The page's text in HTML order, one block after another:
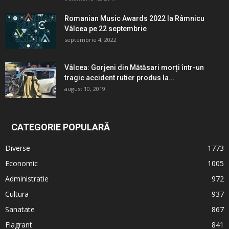
Romanian Music Awards 2022 la Râmnicu
Vâlcea pe 22 septembrie
septembrie 4, 2022
Vâlcea: Gorjeni din Mătăsari morți într-un
tragic accident rutier produs la...
august 10, 2019
CATEGORIE POPULARĂ
Diverse
1773
Economic
1005
Administratie
972
Cultura
937
Sanatate
867
Flagrant
841